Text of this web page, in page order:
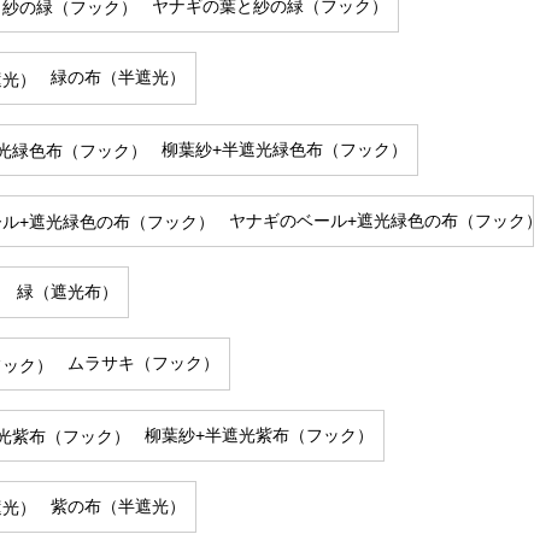
ヤナギの葉と紗の緑（フック）
緑の布（半遮光）
柳葉紗+半遮光緑色布（フック）
ヤナギのベール+遮光緑色の布（フック
緑（遮光布）
ムラサキ（フック）
柳葉紗+半遮光紫布（フック）
紫の布（半遮光）